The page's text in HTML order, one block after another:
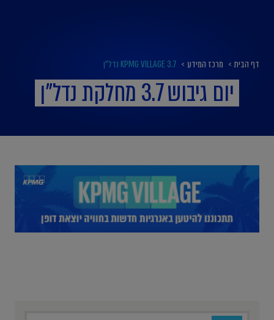
דף הבית > מרכז המידע > KPMG VILLAGE 3.7 נדל"ן
יום גיבוש 3.7 מחלקת נדל"ן